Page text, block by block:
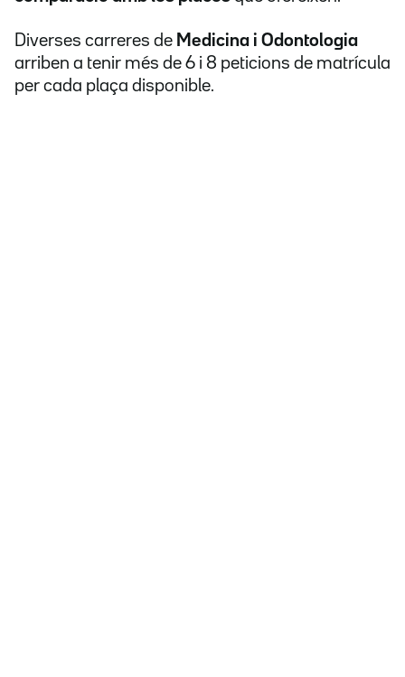
Diverses carreres de Medicina i Odontologia
arriben a tenir més de 6 i 8 peticions de matrícula
per cada plaça disponible.